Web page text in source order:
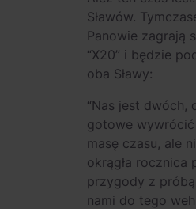
Sławów.
Panowie zagrają
“X20” i będzie
oba Sławy:
“Nas jest dwóch,
gotowe
masę czasu, ale
okrągła
przygody z
nami do tego